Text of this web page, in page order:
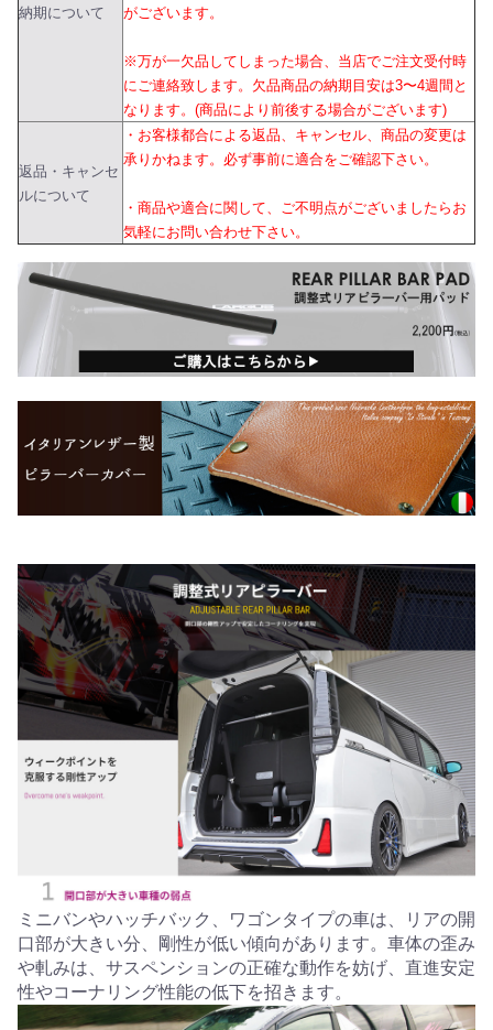
納期について
がございます。
※万が一欠品してしまった場合、当店でご注文受付時
にご連絡致します。欠品商品の納期目安は3〜4週間と
なります。(商品により前後する場合がございます)
返品・キャンセ
ルについて
・お客様都合による返品、キャンセル、商品の変更は
承りかねます。必ず事前に適合をご確認下さい。
・商品や適合に関して、ご不明点がございましたらお
気軽にお問い合わせ下さい。
ミニバンやハッチバック、ワゴンタイプの車は、リアの開
口部が大きい分、剛性が低い傾向があります。車体の歪み
や軋みは、サスペンションの正確な動作を妨げ、直進安定
性やコーナリング性能の低下を招きます。